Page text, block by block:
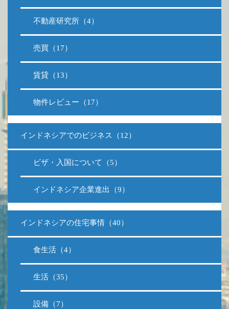
不動産研究所（4）
売買（17）
賃貸（13）
物件レビュー（17）
インドネシアでのビジネス（12）
ビザ・入国について（5）
インドネシア企業進出（9）
インドネシアの住宅事情（40）
食生活（4）
生活（35）
設備（7）